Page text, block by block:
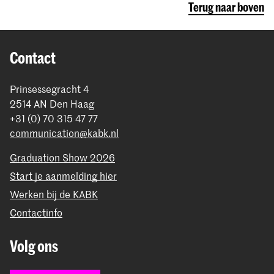
internationale uitwisseling -
inkomende studenten aan de KABK.
Belangrijk: alle bezoekende studenten/free movers
naar rato betalen afhankelijk van hun studieperiode
Lees meer over de
de KABK .
Terug naar boven
Contact
Prinsessegracht 4
2514 AN Den Haag
+31 (0) 70 315 47 77
communication@kabk.nl
Graduation Show 2026
Start je aanmelding hier
Werken bij de KABK
Contactinfo
Volg ons